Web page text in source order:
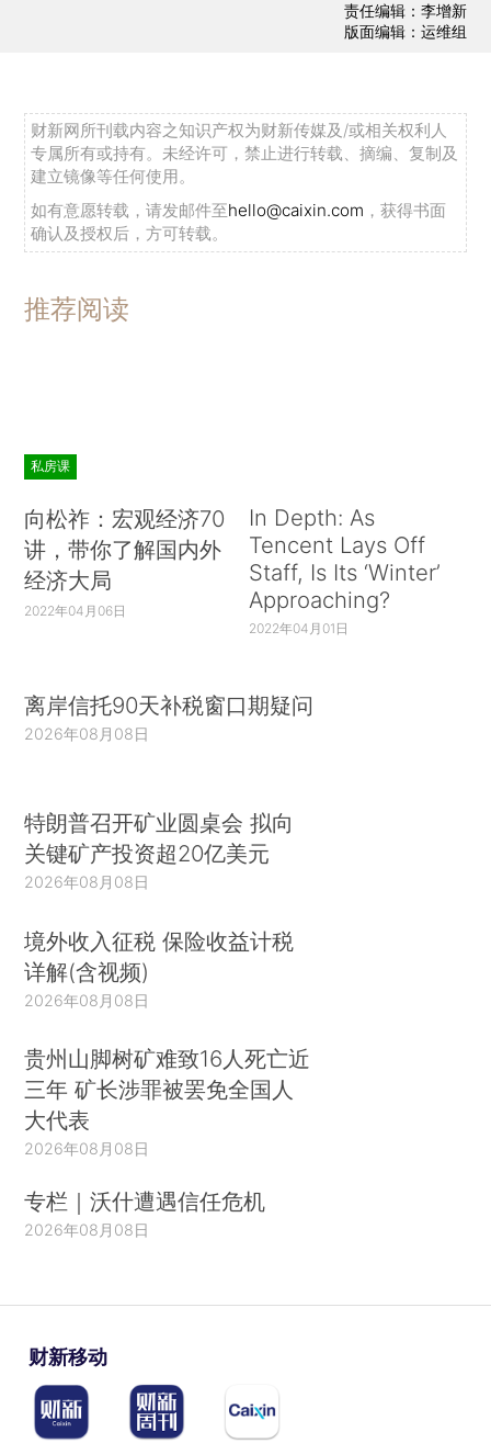
责任编辑：李增新
版面编辑：运维组
财新网所刊载内容之知识产权为财新传媒及/或相关权利人
专属所有或持有。未经许可，禁止进行转载、摘编、复制及
建立镜像等任何使用。
如有意愿转载，请发邮件至hello@caixin.com ，获得书面
确认及授权后，方可转载。
推荐阅读
私房课
向松祚：宏观经济70
讲，带你了解国内外
经济大局
2022年04月06日
In Depth: As
Tencent Lays Off
Staff, Is Its ‘Winter’
Approaching?
2022年04月01日
离岸信托90天补税窗口期疑问
2026年08月08日
特朗普召开矿业圆桌会 拟向
关键矿产投资超20亿美元
2026年08月08日
境外收入征税 保险收益计税
详解(含视频)
2026年08月08日
贵州山脚树矿难致16人死亡近
三年 矿长涉罪被罢免全国人
大代表
2026年08月08日
专栏｜沃什遭遇信任危机
2026年08月08日
财新移动